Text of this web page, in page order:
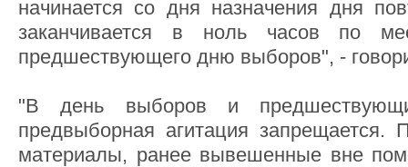
начинается со дня назначения дня
заканчивается в ноль часов по
предшествующего дню выборов", -
"В день выборов и
предвыборная агитация запрещается.
материалы, ранее вывешенные вне